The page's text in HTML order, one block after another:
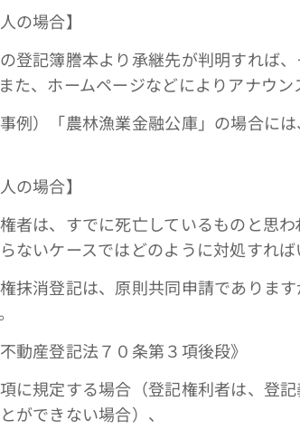
の場合】
登記簿謄本より承継先が判明すれば
た、ホームページなどによりアナウン
例）「農林漁業金融公庫」の場合に
の場合】
者は、すでに死亡しているものと思
ないケースではどのように対処すれば
抹消登記は、原則共同申請でありま
不動産登記法７０条第３項後段》
に規定する場合（登記権利者は、登
ができない場合）、